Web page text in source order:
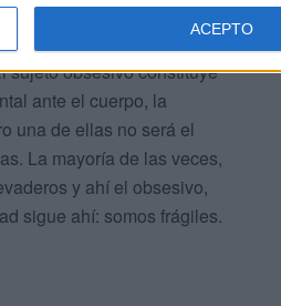
ACEPTO
qué hablamos en el caso
dao, o del
sujeto obsesivo constituye
ante el cuerpo, la
una de ellas no será el
La mayoría de las veces,
y ahí el obsesivo,
sigue ahí: somos frágiles.